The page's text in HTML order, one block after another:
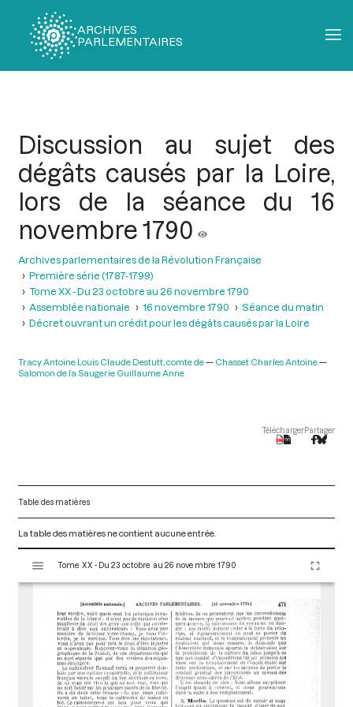
ARCHIVES
PARLEMENTAIRES
Discussion au sujet des
dégâts causés par la Loire,
lors de la séance du 16
novembre 1790
Archives parlementaires de la Révolution Française
Première série (1787-1799)
Tome XX - Du 23 octobre au 26 novembre 1790
Assemblée nationale
16 novembre 1790
Séance du matin
Décret ouvrant un crédit pour les dégâts causés par la Loire
Tracy Antoine Louis Claude Destutt, comte de
Chasset Charles Antoine
Salomon de la Saugerie Guillaume Anne
TéléchargerPartager
Table des matières
La table des matières ne contient aucune entrée.
s
Tome XX - Du 23 octobre au 26 novembre 1790